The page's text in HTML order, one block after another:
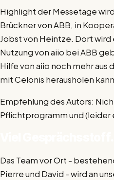
Highlight der Messetage
Brückner von ABB, in
Jobst von Heintze. Dort wird
Nutzung von aiio bei ABB
Hilfe von aiio noch mehr aus
mit Celonis herausholen
Empfehlung des Autors:
Pflichtprogramm und (leider
Das Team vor Ort -
Pierre und David - wird an